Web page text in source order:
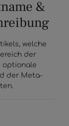
&
welche
der
optionale
der Meta-